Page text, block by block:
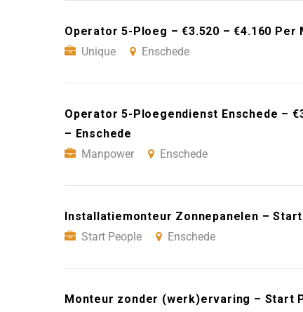
Operator 5-Ploeg – €3.520 – €4.160 Per
Unique
Enschede
Operator 5-Ploegendienst Enschede –
– Enschede
Manpower
Enschede
Installatiemonteur Zonnepanelen –
Start People
Enschede
Monteur zonder (werk)ervaring – Start